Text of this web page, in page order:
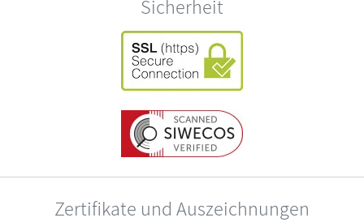
Sicherheit
Zertifikate und Auszeichnungen